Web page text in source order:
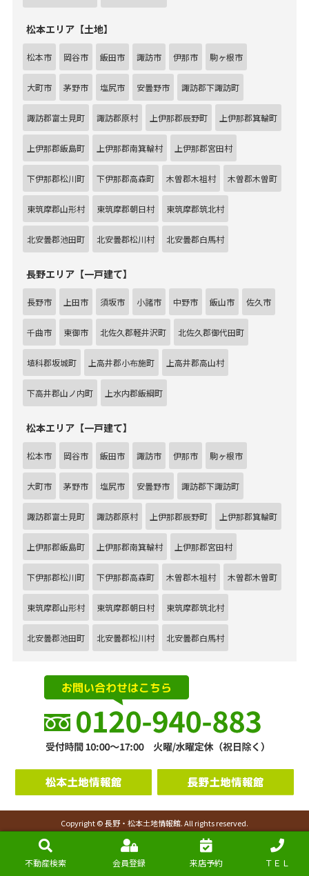
不動産検索 会員登録 来店予約 ＴＥＬ
松本エリア【土地】
松本市 岡谷市 飯田市 諏訪市 伊那市 駒ヶ根市
大町市 茅野市 塩尻市 安曇野市 諏訪郡下諏訪町
諏訪郡富士見町 諏訪郡原村 上伊那郡辰野町 上伊那郡箕輪町
上伊那郡飯島町 上伊那郡南箕輪村 上伊那郡宮田村
下伊那郡松川町 下伊那郡高森町 木曽郡木祖村 木曽郡木曽町
東筑摩郡山形村 東筑摩郡朝日村 東筑摩郡筑北村
北安曇郡池田町 北安曇郡松川村 北安曇郡白馬村
長野エリア【一戸建て】
長野市 上田市 須坂市 小諸市 中野市 飯山市 佐久市
千曲市 東御市 北佐久郡軽井沢町 北佐久郡御代田町
埴科郡坂城町 上高井郡小布施町 上高井郡高山村
下高井郡山ノ内町 上水内郡飯綱町
松本エリア【一戸建て】
松本市 岡谷市 飯田市 諏訪市 伊那市 駒ヶ根市
大町市 茅野市 塩尻市 安曇野市 諏訪郡下諏訪町
諏訪郡富士見町 諏訪郡原村 上伊那郡辰野町 上伊那郡箕輪町
上伊那郡飯島町 上伊那郡南箕輪村 上伊那郡宮田村
下伊那郡松川町 下伊那郡高森町 木曽郡木祖村 木曽郡木曽町
東筑摩郡山形村 東筑摩郡朝日村 東筑摩郡筑北村
北安曇郡池田町 北安曇郡松川村 北安曇郡白馬村
Copyright © 長野・松本土地情報館. All rights reserved.